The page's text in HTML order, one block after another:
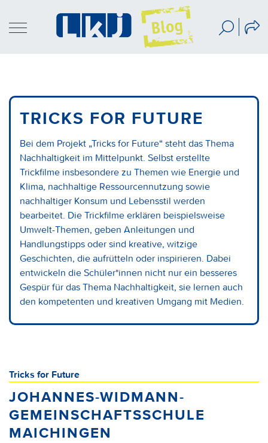
TRICKS FOR FUTURE
Bei dem Projekt „Tricks for Future“ steht das Thema
Nachhaltigkeit im Mittelpunkt. Selbst erstellte
Trickfilme insbesondere zu Themen wie Energie und
Klima, nachhaltige Ressourcennutzung sowie
nachhaltiger Konsum und Lebensstil werden
bearbeitet. Die Trickfilme erklären beispielsweise
Umwelt-Themen, geben Anleitungen und
Handlungstipps oder sind kreative, witzige
Geschichten, die aufrütteln oder inspirieren. Dabei
entwickeln die Schüler*innen nicht nur ein besseres
Gespür für das Thema Nachhaltigkeit, sie lernen auch
den kompetenten und kreativen Umgang mit Medien.
Tricks for Future
JOHANNES-WIDMANN-
GEMEINSCHAFTSSCHULE
MAICHINGEN